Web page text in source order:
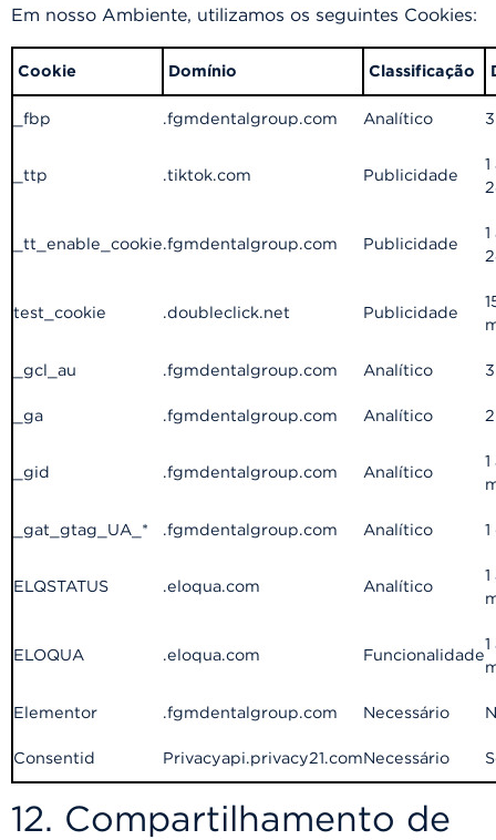
Em nosso Ambiente, utilizamos os seguintes Cookies:
Cookie Domínio Classificação
_fbp .fgmdentalgroup.com Analítico
_ttp .tiktok.com Publicidade
1
_tt_enable_cookie .fgmdentalgroup.com Publicidade
1
test_cookie .doubleclick.net Publicidade
_gcl_au .fgmdentalgroup.com Analítico
_ga .fgmdentalgroup.com Analítico
_gid .fgmdentalgroup.com Analítico
1
_gat_gtag_UA_* .fgmdentalgroup.com Analítico 1
ELQSTATUS .eloqua.com Analítico
1
ELOQUA .eloqua.com Funcionalidade
1
Elementor .fgmdentalgroup.com Necessário
Consentid Privacyapi.privacy21.com Necessário
12. Compartilhamento de